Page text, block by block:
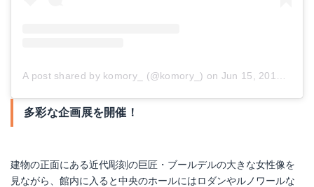
A post shared by komory_ (@komory_) on Jun 15, 2014 at 7:05am PDT
多彩な企画展を開催！
建物の正面にある近代彫刻の巨匠・ブールデルの大きな女性像を
見ながら、館内に入ると中央のホールにはロダンやルノワールな